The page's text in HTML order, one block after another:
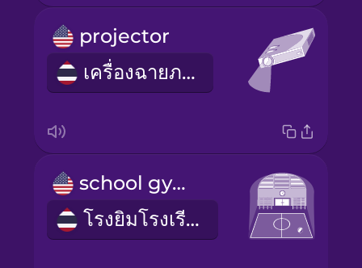
projector
เครื่องฉายภาพ
school gym
โรงยิมโรงเรียน